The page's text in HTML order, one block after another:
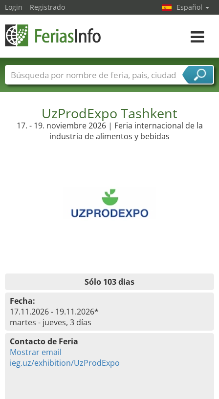
UzProdExpo Tashkent
17. - 19. noviembre 2026 | Feria internacional de la
industria de alimentos y bebidas
Sólo 103 dias
Fecha:
17.11.2026 - 19.11.2026*
martes - jueves, 3 días
Contacto de Feria
Mostrar email
ieg.uz/exhibition/UzProdExpo
Login Registrado Español
toggle
Nombres de ferias Países
Ciudades
Sectores de proveedor de servicios